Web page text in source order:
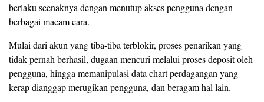
berlaku seenaknya dengan menutup akses pengguna dengan
berbagai macam cara.
Mulai dari akun yang tiba-tiba terblokir, proses penarikan yang
tidak pernah berhasil, dugaan mencuri melalui proses deposit oleh
pengguna, hingga memanipulasi data chart perdagangan yang
kerap dianggap merugikan pengguna, dan beragam hal lain.